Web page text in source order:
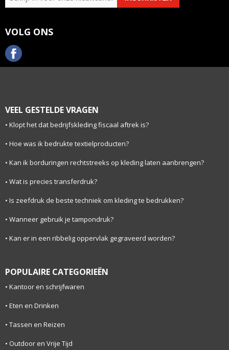
VOLG ONS
VEEL GESTELDE VRAGEN
Klopt het dat bedrijfskleding fiscaal aftrek is?
Hoe was ik bedrukte textielproducten?
Kan ik borduringen rechtstreeks op kleding laten aanbrengen?
Wat is precies transferdruk?
Is zeefdruk de beste techniek om kleding te bedrukken?
Wanneer gebruik je tampondruk?
Kan er in een ribbelig oppervlak gegraveerd worden?
POPULAIRE CATEGORIEËN
Kantoor en schrijfwaren
Eten en Drinken
Tassen en Reizen
Outdoor en Vrije Tijd